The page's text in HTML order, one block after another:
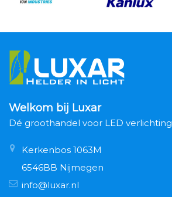
Welkom bij Luxar
Dé groothandel voor LED verlichting
Kerkenbos 1063M
6546BB Nijmegen
info@luxar.nl